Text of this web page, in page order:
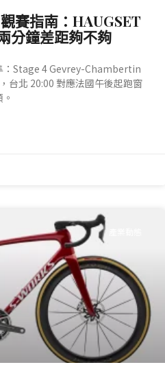
賽指南：HAUGSET
分鐘差距夠不夠
：Stage 4 Gevrey-Chambertin
台北 20:00 對應法國午後起跑窗